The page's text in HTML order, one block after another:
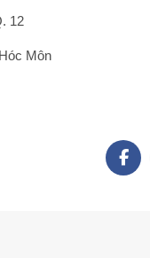
12
Môn